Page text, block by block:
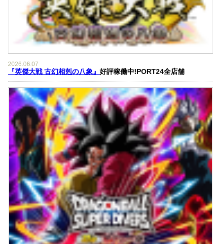
2026.06.07
『英傑大戦 古幻相剋の八象』 好評稼働中!PORT24全店舗